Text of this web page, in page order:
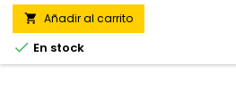
 Añadir al carrito
 En stock